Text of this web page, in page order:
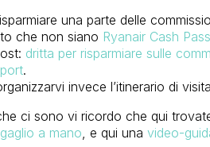
una parte delle
che non siano Ryanair Cash
dritta per risparmiare sulle
.
invece l’itinerario di
ci sono vi ricordo che qui
a mano, e qui una video-